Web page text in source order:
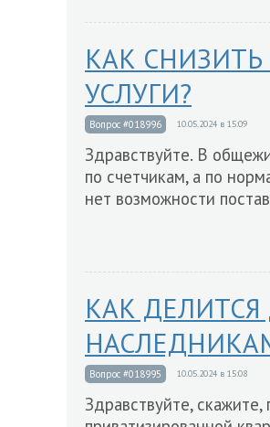
КАК
УСЛУГИ?
Вопрос #018996 10.05.2024 в 15:09
Здравствуйте. В
по счетчикам, а по
нет возможности
КАК
Вопрос #018995 10.05.2024 в 15:08
Здравствуйте,